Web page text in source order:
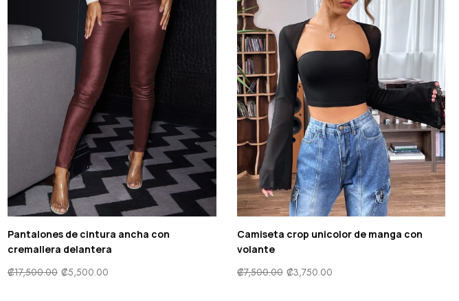
Pantalones de cintura ancha con
cremallera delantera
₡17,500.00 ₡5,500.00
Camiseta crop unicolor de manga con
volante
₡7,500.00 ₡3,750.00